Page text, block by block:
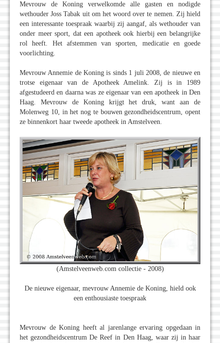
Mevrouw de Koning verwelkomde alle gasten en nodigde
wethouder Joss Tabak uit om het woord over te nemen. Zij hield
een interessante toespraak waarbij zij aangaf, als wethouder van
onder meer sport, dat een apotheek ook hierbij een belangrijke
rol heeft. Het afstemmen van sporten, medicatie en goede
voorlichting.
Mevrouw Annemie de Koning is sinds 1 juli 2008, de nieuwe en
trotse eigenaar van de Apotheek Amelink. Zij is in 1989
afgestudeerd en daarna was ze eigenaar van een apotheek in Den
Haag. Mevrouw de Koning krijgt het druk, want aan de
Molenweg 10, in het nog te bouwen gezondheidscentrum, opent
ze binnenkort haar tweede apotheek in Amstelveen.
(Amstelveenweb.com collectie - 2008)
De nieuwe eigenaar, mevrouw Annemie de Koning, hield ook
een enthousiaste toespraak
Mevrouw de Koning heeft al jarenlange ervaring opgedaan in
het gezondheidscentrum De Reef in Den Haag, waar zij in haar